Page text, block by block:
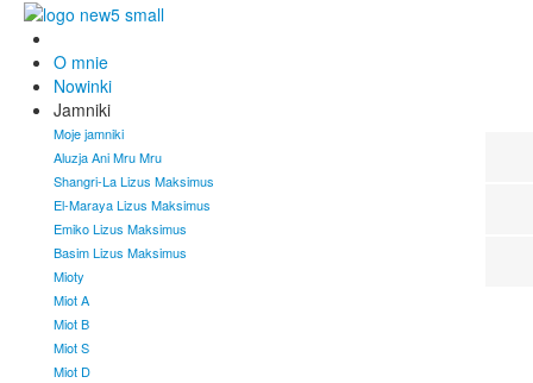
O mnie
Nowinki
Jamniki
Moje jamniki
Aluzja Ani Mru Mru
Shangri-La Lizus Maksimus
El-Maraya Lizus Maksimus
Emiko Lizus Maksimus
Basim Lizus Maksimus
Mioty
Miot A
Miot B
Miot S
Miot D